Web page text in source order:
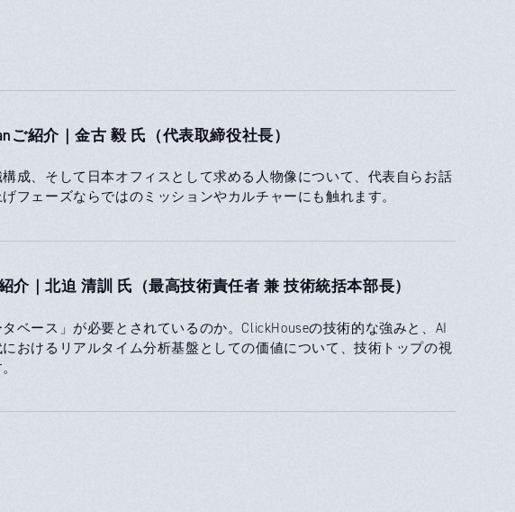
ご紹介｜金古 毅 氏（代表取締役社長）
成、そして日本オフィスとして求める人物像について、代表自らお話
フェーズならではのミッションやカルチャーにも触れます。
介｜北迫 清訓 氏（最高技術責任者 兼 技術統括本部長）
ベース」が必要とされているのか。ClickHouseの技術的な強みと、AI
おけるリアルタイム分析基盤としての価値について、技術トップの視